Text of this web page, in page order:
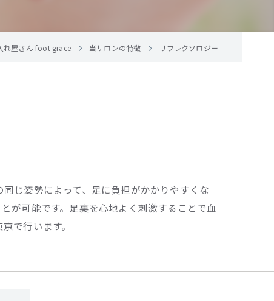
れ屋さん foot grace 当サロンの特徴 リフレクソロジー
じ姿勢によって、足に負担がかかりやすくな
が可能です。足裏を心地よく刺激することで血
で行います。